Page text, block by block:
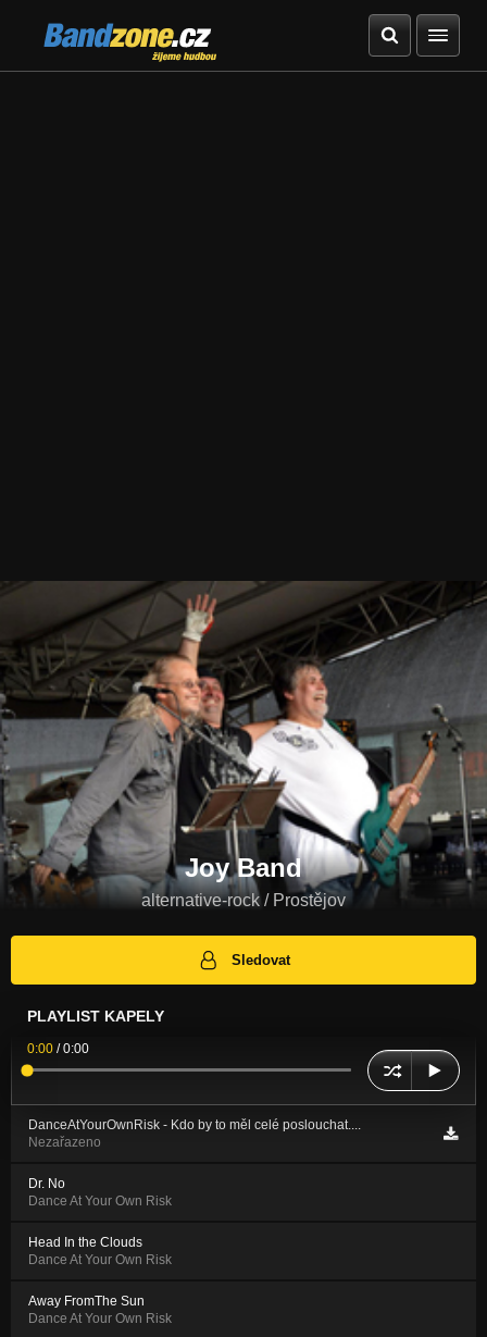
Bandzone.cz
žijeme hudbou
Joy Band
alternative-rock / Prostějov
Sledovat
PLAYLIST KAPELY
0:00 /0:00
DanceAtYourOwnRisk - Kdo by to měl celé poslouchat....
Nezařazeno
Dr. No
Dance At Your Own Risk
Head In the Clouds
Dance At Your Own Risk
Away FromThe Sun
Dance At Your Own Risk